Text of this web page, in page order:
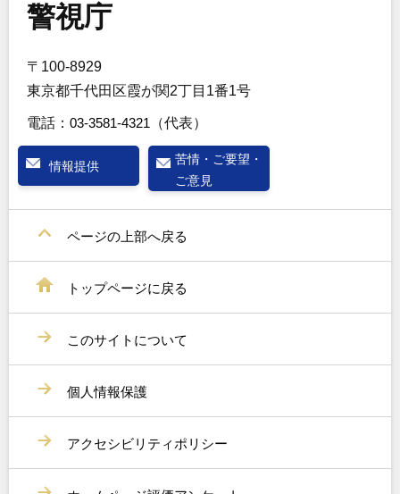
警視庁
〒100-8929
東京都千代田区霞が関2丁目1番1号
電話： 03-3581-4321 （代表）
情報提供
苦情・ご要望・
ご意見
ページの上部へ戻る
トップページに戻る
このサイトについて
個人情報保護
アクセシビリティポリシー